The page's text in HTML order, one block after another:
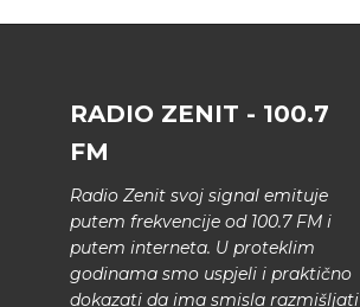
RADIO ZENIT - 100.7
FM
Radio Zenit svoj signal emituje
putem frekvencije od 100.7 FM i
putem interneta. U proteklim
godinama smo uspjeli i praktično
dokazati da ima smisla razmišljati